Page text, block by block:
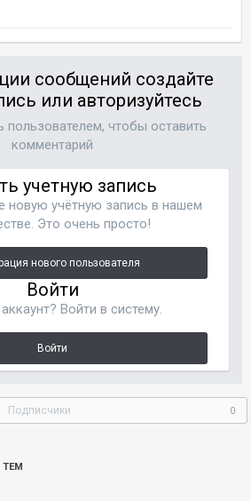
сообщений создайте
или авторизуйтесь
чтобы оставить
комментарий
учетную запись
новую учётную запись в нашем
Это очень просто!
нового пользователя
Войти
Войти в систему.
Войти
Подписчики 0
ТЕМ